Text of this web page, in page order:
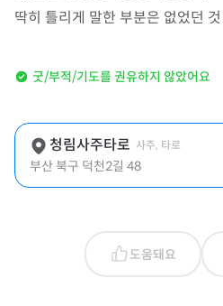
딱히 틀리게 말한 부분은 없었던
굿/부적/기도를 권유하지 않았어요
청림사주타로 사주, 타로
부산 북구 덕천2길 48
도움돼요